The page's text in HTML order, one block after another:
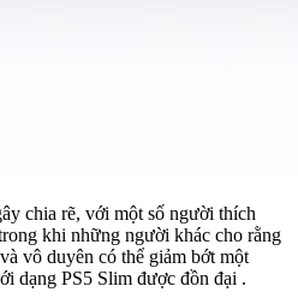
chia rẽ, với một số người thích
khi những người khác cho rằng
vô duyên có thể giảm bớt một
dạng PS5 Slim được đồn đại .